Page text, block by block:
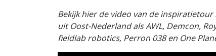
Bekijk hier de video van de
uit Oost-Nederland als AWL, Demcon,
fieldlab robotics, Perron 038 en One